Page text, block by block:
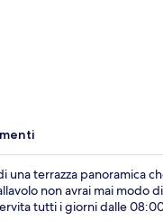
una terrazza panoramica
non avrai mai
tutti i giorni dalle